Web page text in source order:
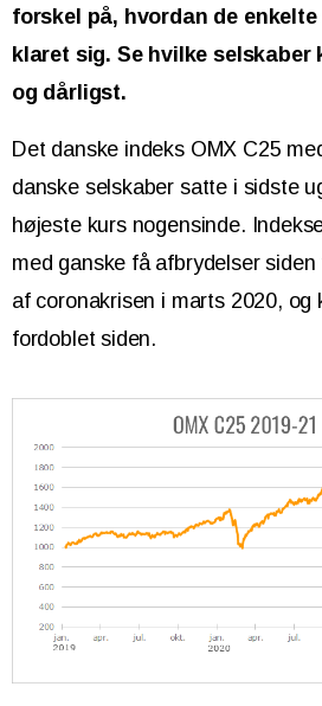
forskel på, hvordan de
klaret sig. Se hvilke selskaber
og dårligst.
Det danske indeks OMX C25
danske selskaber satte i sidste
højeste kurs nogensinde.
med ganske få afbrydelser
af coronakrisen i marts 2020,
fordoblet siden.